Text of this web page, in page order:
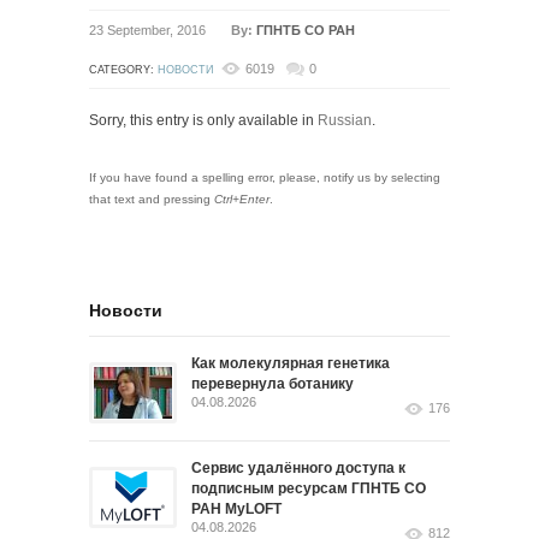
23 September, 2016 By: ГПНТБ СО РАН
CATEGORY: НОВОСТИ 6019 0
Sorry, this entry is only available in Russian.
If you have found a spelling error, please, notify us by selecting
that text and pressing Ctrl+Enter.
Новости
Как молекулярная генетика
перевернула ботанику
04.08.2026 176
Сервис удалённого доступа к
подписным ресурсам ГПНТБ СО
РАН MyLOFT
04.08.2026 812